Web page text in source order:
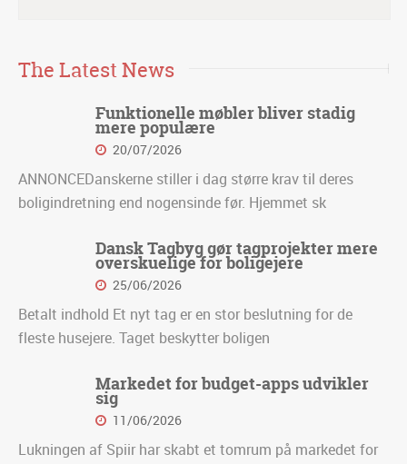
The Latest News
Funktionelle møbler bliver stadig
mere populære
20/07/2026
ANNONCEDanskerne stiller i dag større krav til deres
boligindretning end nogensinde før. Hjemmet sk
Dansk Tagbyg gør tagprojekter mere
overskuelige for boligejere
25/06/2026
Betalt indhold Et nyt tag er en stor beslutning for de
fleste husejere. Taget beskytter boligen
Markedet for budget-apps udvikler
sig
11/06/2026
Lukningen af Spiir har skabt et tomrum på markedet for